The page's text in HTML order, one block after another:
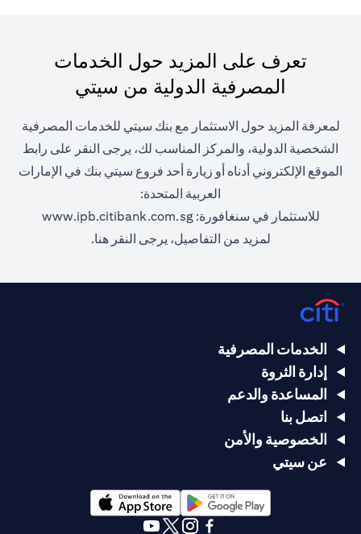
تعرف على المزيد حول الخدمات
المصرفية الدولية من سيتي
لمعرفة المزيد حول الاستثمار مع بنك سيتي للخدمات المصرفية
الشخصية الدولية، والمركز المناسب لك، يرجى النقر على رابط
الموقع الإلكتروني أدناه أو زيارة أحد فروع سيتي بنك في الإمارات
العربية المتحدة:
للاستثمار في سنغافورة: www.ipb.citibank.com.sg
tab
لمزيد من التفاصيل، يرجى النقر هنا.
الخدمات المصرفية
إدارة الثروة
المساعدة والدعم
اتصل بنا
الخصوصية والأمن
عن سيتي
opens in a new tab
opens in a new tab